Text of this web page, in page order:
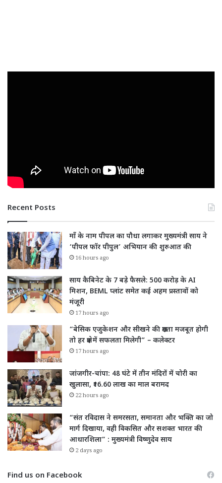
Recent Posts
माँ के नाम पीपल का पौधा लगाकर मुख्यमंत्री साय ने
‘पीपल फॉर पीपुल’ अभियान की शुरुआत की
16 hours ago
साय कैबिनेट के 7 बड़े फैसले: 500 करोड़ के AI
मिशन, BEML प्लांट समेत कई अहम प्रस्तावों को
मंजूरी
17 hours ago
“बेसिक एजुकेशन और सीखने की क्षमता मजबूत होगी
तो हर क्षेत्र में सफलता मिलेगी” – कलेक्टर
17 hours ago
जांजगीर-चांपा: 48 घंटे में तीन मंदिरों में चोरी का
खुलासा, ₹16.60 लाख का माल बरामद
22 hours ago
“संत रविदास ने समरसता, समानता और भक्ति का जो
मार्ग दिखाया, वही विकसित और सशक्त भारत की
आधारशिला” : मुख्यमंत्री विष्णुदेव साय
2 days ago
Find us on Facebook